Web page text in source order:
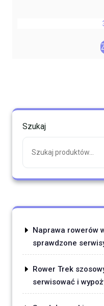
Szukaj
Naprawa rowerów
sprawdzone
Rower Trek
serwisować i